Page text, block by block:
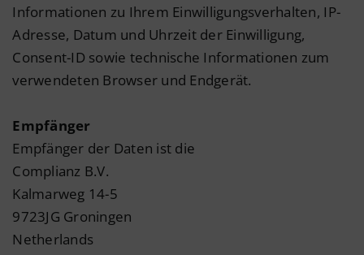
Informationen zu Ihrem Einwilligungsverhalten, IP-
Adresse, Datum und Uhrzeit der Einwilligung,
Consent-ID sowie technische Informationen zum
verwendeten Browser und Endgerät.
Empfänger
Empfänger der Daten ist die
Complianz B.V.
Kalmarweg 14-5
9723JG Groningen
Netherlands